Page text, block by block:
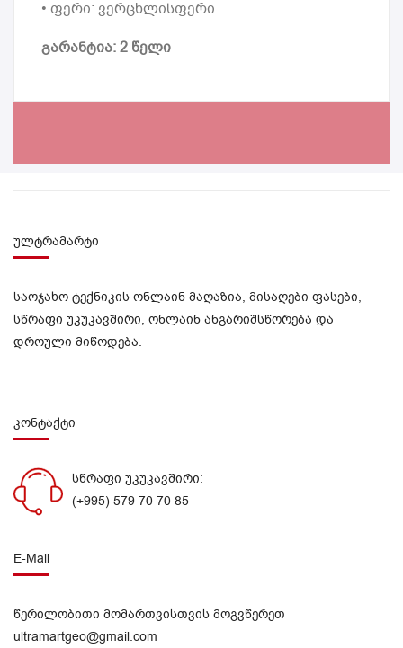
• ფერი: ვერცხლისფერი
გარანტია: 2 წელი
ულტრამარტი
საოჯახო ტექნიკის ონლაინ მაღაზია, მისაღები ფასები,
სწრაფი უკუკავშირი, ონლაინ ანგარიშსწორება და
დროული მიწოდება.
კონტაქტი
სწრაფი უკუკავშირი:
(+995) 579 70 70 85
E-Mail
წერილობითი მომართვისთვის მოგვწერეთ
ultramartgeo@gmail.com